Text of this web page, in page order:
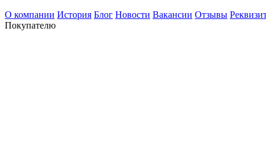
О компании История Блог Новости Вакансии Отзывы
Покупателю